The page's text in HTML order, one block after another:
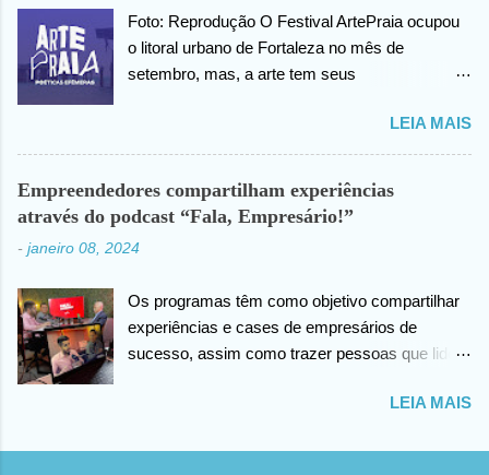
da sua saúde.
Foto: Reprodução O Festival ArtePraia ocupou
o litoral urbano de Fortaleza no mês de
setembro, mas, a arte tem seus
Nesta quinta-feira (07), o festival vai lançar o
mini documentário “ArtePraia: Poéticas
Efêmeras” - mostrando um pouco da energia
que moveu o Festival, que este ano propôs
nove intervenções artísticas. Durante 3 dias, os
trabalhos extraíram do público os mais
questionamentos, memórias afetivas e novas
visões de como se fazer e vivenciar a arte.
“Estamos muito felizes com o resultado. E uma
através do audiovisual, os registros das
LEIA MAIS
Empreendedores compartilham experiências
através do podcast “Fala, Empresário!”
- janeiro 08, 2024
Os programas têm como objetivo compartilhar
experiências e cases de empresários de
sucesso, assim como trazer pessoas que lidem
Reprodução Os podcasts têm se destacado
LEIA MAIS